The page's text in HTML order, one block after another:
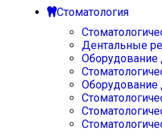
Стоматология
Дентальные
Оборудование
Оборудование